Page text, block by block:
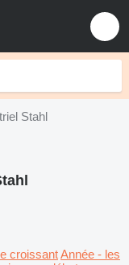
Stahl
croissantAnnée - les